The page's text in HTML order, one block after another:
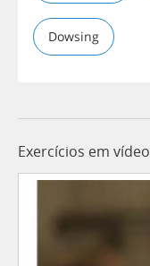
Dowsing
Exercícios em vídeo